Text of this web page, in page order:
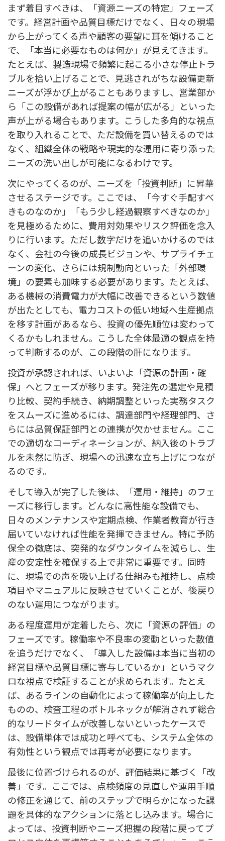
まず着目すべきは、「資源ニーズの特定」フェーズ
です。経営計画や品質目標だけでなく、日々の現場
から上がってくる声や顧客の要望に耳を傾けること
で、「本当に必要なものは何か」が見えてきます。
たとえば、製造現場で頻繁に起こる小さな停止トラ
ブルを拾い上げることで、見逃されがちな設備更新
ニーズが浮かび上がることもありますし、営業部か
ら「この設備があれば提案の幅が広がる」といった
声が上がる場合もあります。こうした多角的な視点
を取り入れることで、ただ設備を買い替えるのでは
なく、組織全体の戦略や現実的な運用に寄り添った
ニーズの洗い出しが可能になるわけです。
次にやってくるのが、ニーズを「投資判断」に昇華
させるステージです。ここでは、「今すぐ手配すべ
きものなのか」「もう少し経過観察すべきなのか」
を見極めるために、費用対効果やリスク評価を念入
りに行います。ただし数字だけを追いかけるのでは
なく、会社の今後の成長ビジョンや、サプライチェ
ーンの変化、さらには規制動向といった「外部環
境」の要素も加味する必要があります。たとえば、
ある機械の消費電力が大幅に改善できるという数値
が出たとしても、電力コストの低い地域へ生産拠点
を移す計画があるなら、投資の優先順位は変わって
くるかもしれません。こうした全体最適の観点を持
って判断するのが、この段階の肝になります。
投資が承認されれば、いよいよ「資源の計画・確
保」へとフェーズが移ります。発注先の選定や見積
り比較、契約手続き、納期調整といった実務タスク
をスムーズに進めるには、調達部門や経理部門、さ
らには品質保証部門との連携が欠かせません。ここ
での適切なコーディネーションが、納入後のトラブ
ルを未然に防ぎ、現場への迅速な立ち上げにつなが
るのです。
そして導入が完了した後は、「運用・維持」のフェ
ーズに移行します。どんなに高性能な設備でも、
日々のメンテナンスや定期点検、作業者教育が行き
届いていなければ性能を発揮できません。特に予防
保全の徹底は、突発的なダウンタイムを減らし、生
産の安定性を確保する上で非常に重要です。同時
に、現場での声を吸い上げる仕組みも維持し、点検
項目やマニュアルに反映させていくことが、後戻り
のない運用につながります。
ある程度運用が定着したら、次に「資源の評価」の
フェーズです。稼働率や不良率の変動といった数値
を追うだけでなく、「導入した設備は本当に当初の
経営目標や品質目標に寄与しているか」というマク
ロな視点で検証することが求められます。たとえ
ば、あるラインの自動化によって稼働率が向上した
ものの、検査工程のボトルネックが解消されず総合
的なリードタイムが改善しないといったケースで
は、設備単体では成功と呼べても、システム全体の
有効性という観点では再考が必要になります。
最後に位置づけられるのが、評価結果に基づく「改
善」です。ここでは、点検頻度の見直しや運用手順
の修正を通じて、前のステップで明らかになった課
題を具体的なアクションに落とし込みます。場合に
よっては、投資判断やニーズ把握の段階に戻ってプ